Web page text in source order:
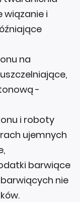
wiązanie i
na
-
i roboty
ujemnych
barwiące
nie